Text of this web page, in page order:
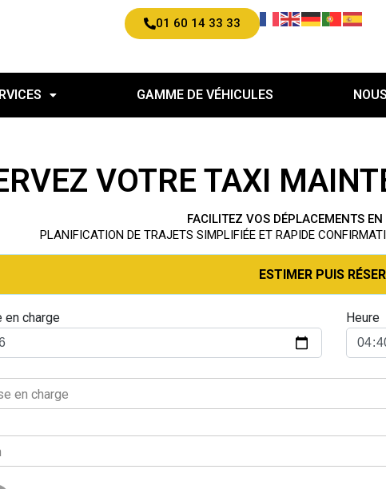
01 60 14 33 33
GAMME DE VÉHICULES
VOTRE TAXI
FACILITEZ VOS DÉPLACEMENTS EN
PLANIFICATION DE TRAJETS SIMPLIFIÉE ET RAPIDE